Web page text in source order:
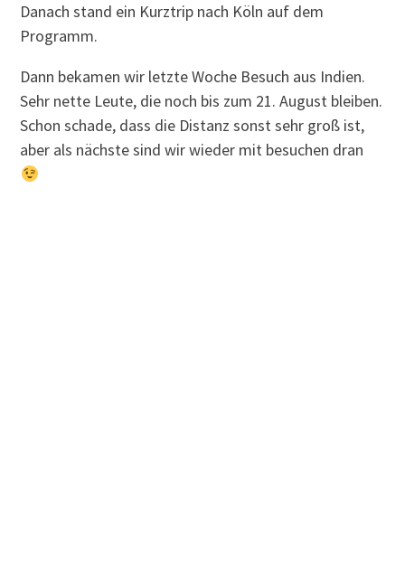
Danach stand ein Kurztrip nach Köln auf dem
Programm.
Dann bekamen wir letzte Woche Besuch aus Indien.
Sehr nette Leute, die noch bis zum 21. August bleiben.
Schon schade, dass die Distanz sonst sehr groß ist,
aber als nächste sind wir wieder mit besuchen dran